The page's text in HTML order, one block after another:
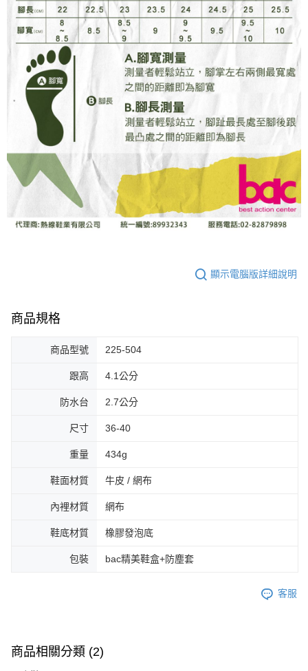
顯示電腦版詳細說明
商品規格
商品型號 225-504
跟高 4.1公分
防水台 2.7公分
尺寸 36-40
重量 434g
鞋面材質 牛皮 / 網布
內裡材質 網布
鞋底材質 橡膠發泡底
包裝 bac精美鞋盒+防塵套
客服
商品相關分類 (2)